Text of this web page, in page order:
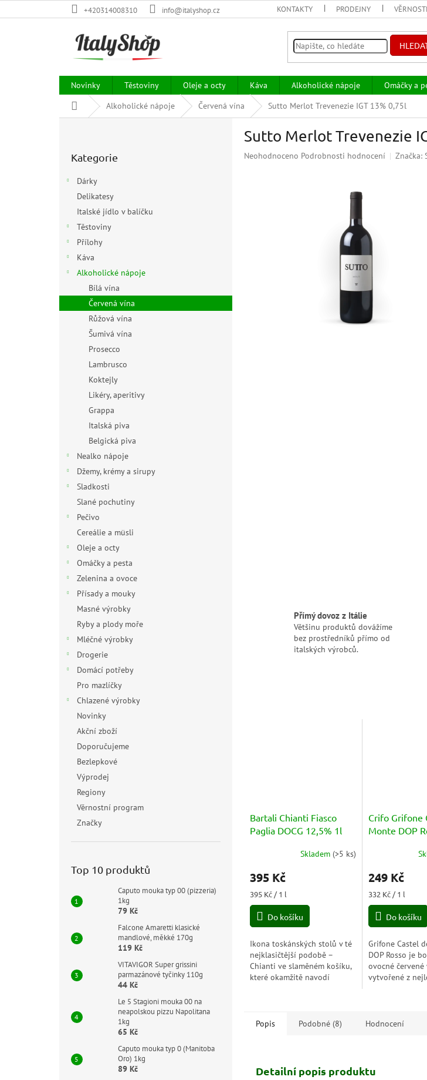
na
+420314008310 info@italyshop.cz KONTAKTY PRODEJNY
Novinky Těstoviny Oleje a octy Káva Alkoholické nápoje Omáčky a
Domů Alkoholické nápoje Červená vína Sutto Merlot Trevenezie IGT 13% 0,75l
l
kategorie
Kategorie
Dárky
Delikatesy
Italské jídlo v balíčku
Těstoviny
Přílohy
Káva
Alkoholické nápoje
Bílá vína
Červená vína
Růžová vína
Šumivá vína
Prosecco
Lambrusco
Koktejly
Likéry, aperitivy
Grappa
Italská piva
Belgická piva
Nealko nápoje
Džemy, krémy a sirupy
Sladkosti
Slané pochutiny
Pečivo
Cereálie a müsli
Oleje a octy
Omáčky a pesta
Zelenina a ovoce
Přísady a mouky
Masné výrobky
Ryby a plody moře
Mléčné výrobky
Drogerie
Domácí potřeby
Pro mazlíčky
Chlazené výrobky
Novinky
Akční zboží
Doporučujeme
Bezlepkové
Výprodej
Regiony
Věrnostní program
Značky
Top 10 produktů
Caputo mouka typ 00 (pizzeria)
1kg
79 Kč
Falcone Amaretti klasické
mandlové, měkké 170g
119 Kč
VITAVIGOR Super grissini
parmazánové tyčinky 110g
44 Kč
Le 5 Stagioni mouka 00 na
neapolskou pizzu Napolitana
1kg
65 Kč
Caputo mouka typ 0 (Manitoba
Oro) 1kg
89 Kč
Sutto Merlot Trevenezie
Průměrné
Neohodnoceno Podrobnosti hodnocení Značka:
Přímý dovoz z Itálie
Většinu produktů dovážíme
bez prostředníků přímo od
italských výrobců.
Bartali Chianti Fiasco
Paglia DOCG 12,5% 1l
Skladem (>5 ks)
395 Kč
Měrná
cena:
395 Kč / 1 l
Do košíku
Ikona toskánských stolů v té
nejklasičtější podobě –
Chianti ve slaměném košíku,
které okamžitě navodí
Crifo Grifone
Monte DOP
249 Kč
Měrná
cena:
332 Kč / 1 l
Do košíku
Grifone Castel
DOP Rosso je
ovocné červené
vytvořené z
a...
Popis
Podobné (8) Hodnocení
Detailní popis produktu